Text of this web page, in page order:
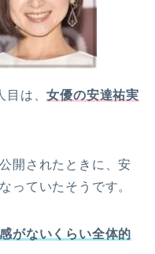
目は、女優の安達祐実
開されたときに、安
っていたそうです。
がないくらい全体的